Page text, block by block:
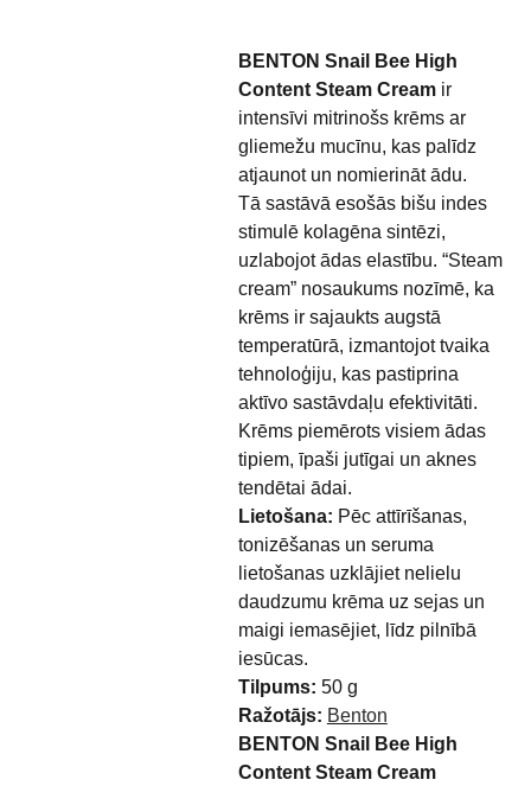
BENTON Snail Bee High
Content Steam Creamir
intensīvi mitrinošs krēms ar
gliemežu mucīnu, kas palīdz
atjaunot un nomierināt ādu.
Tā sastāvā esošās bišu indes
stimulē kolagēna sintēzi,
uzlabojot ādas elastību. “Steam
cream” nosaukums nozīmē, ka
krēms ir sajaukts augstā
temperatūrā, izmantojot tvaika
tehnoloģiju, kas pastiprina
aktīvo sastāvdaļu efektivitāti.
Krēms piemērots visiem ādas
tipiem, īpaši jutīgai un aknes
tendētai ādai.
Lietošana: Pēc attīrīšanas,
tonizēšanas un seruma
lietošanas uzklājiet nelielu
daudzumu krēma uz sejas un
maigi iemasējiet, līdz pilnībā
iesūcas.
Tilpums: 50 g
Ražotājs: Benton
BENTON Snail Bee High
Content Steam Cream